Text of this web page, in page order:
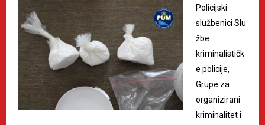
Policijski
službenici Slu
žbe
kriminalističk
e policije,
Grupe za
organizirani
kriminalitet i